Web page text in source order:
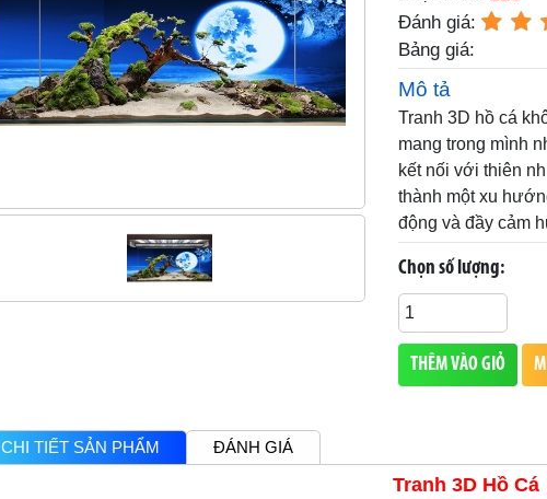
Đánh giá:
Bảng giá:
Mô tả
Tranh 3D hồ cá
mang trong mình
kết nối với thiên
thành một xu
động và đầy cảm
Chọn số lượng:
THÊM VÀO GIỎ
CHI TIẾT SẢN PHẨM ĐÁNH GIÁ
Tranh 3D Hồ Cá